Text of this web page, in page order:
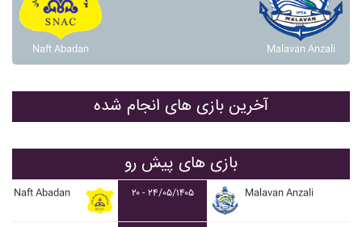
Naft Abadan Malavan Anzali
آخرین بازی های انجام شده
بازی های پیش رو
Naft Abadan ۲۰ - ۲۴/۰۵/۱۴۰۵ Malavan Anzali